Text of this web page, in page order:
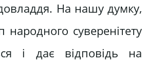
На нашу думку,
суверенітету
і дає відповідь на